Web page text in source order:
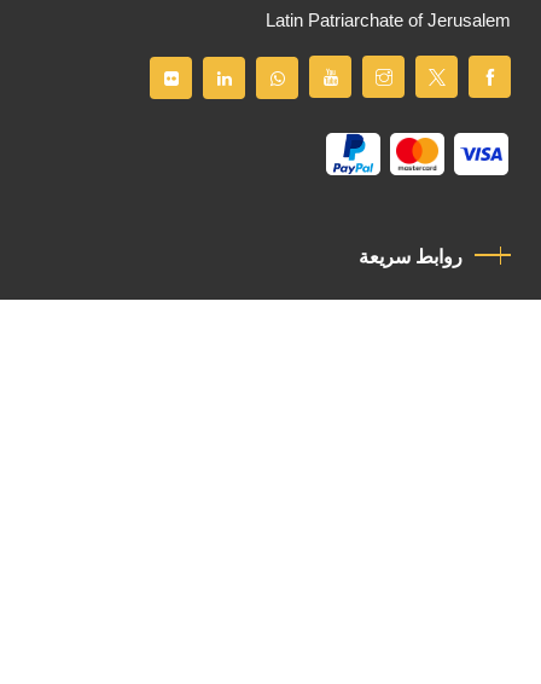
Latin Patriarchate of Jerusalem
روابط سريعة